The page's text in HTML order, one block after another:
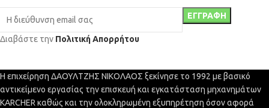
Διαβάστε την Πολιτική Απορρήτου
Η επιχείρηση ΔΑΟΥΛΤΖΗΣ ΝΙΚΟΛΑΟΣ ξεκίνησε το 1992 με βασικό
αντικείμενο εργασίας την επισκευή και εγκατάσταση μηχανημάτων
KARCHER καθώς και την ολοκληρωμένη εξυπηρέτηση όσον αφορά